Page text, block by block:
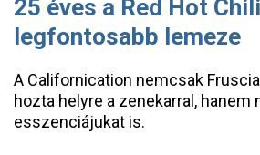
25 éves a Red Hot
legfontosabb lemeze
A Californication nemcsak
hozta helyre a zenekarral, hanem
esszenciájukat is.